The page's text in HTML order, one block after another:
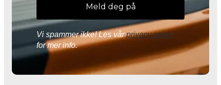
Vi spammer ikke! Les vårprivacy policy
for mer info.